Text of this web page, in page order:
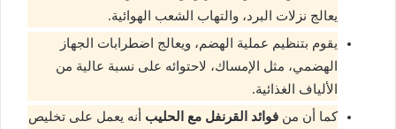
يعالج نزلات البرد، والتهاب الشعب الهوائية.
يقوم بتنظيم عملية الهضم، ويعالج اضطرابات الجهاز
الهضمي، مثل الإمساك، لاحتوائه على نسبة عالية من
الألياف الغذائية.
كما أن من فوائد القرنفل مع الحليب أنه يعمل على تخليص